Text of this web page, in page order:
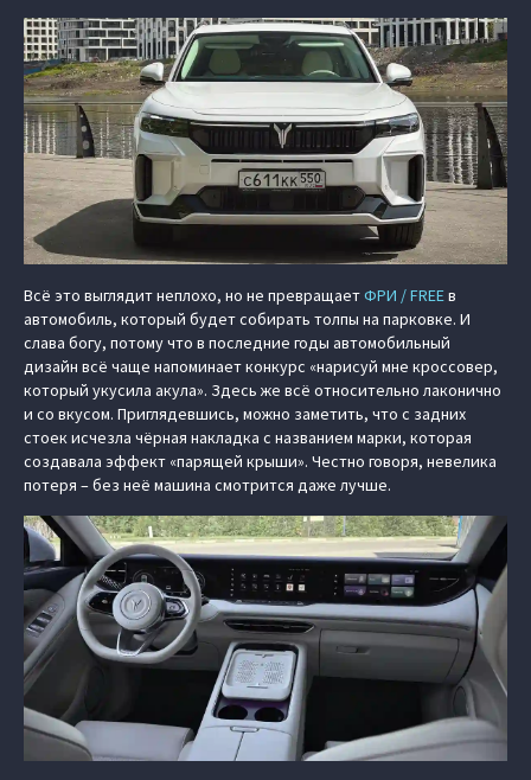
Всё это выглядит неплохо, но не превращаетФРИ / FREEв
автомобиль, который будет собирать толпы на парковке. И
слава богу, потому что в последние годы автомобильный
дизайн всё чаще напоминает конкурс «нарисуй мне кроссовер,
который укусила акула». Здесь же всё относительно лаконично
и со вкусом. Приглядевшись, можно заметить, что с задних
стоек исчезла чёрная накладка с названием марки, которая
создавала эффект «парящей крыши». Честно говоря, невелика
потеря – без неё машина смотрится даже лучше.